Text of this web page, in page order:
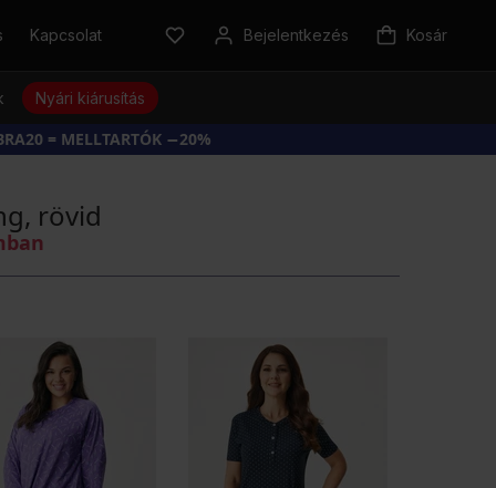
Kapcsolat Bejelentkezés Kosár
Nyári kiárusítás
= MELLTARTÓK −20%
rövid